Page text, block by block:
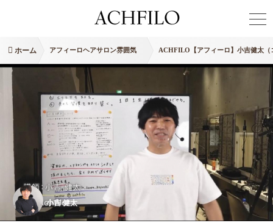
ホーム アフィーロヘアサロン雰囲気 ACHFILO【アフィーロ】小吉健太
小吉 健太